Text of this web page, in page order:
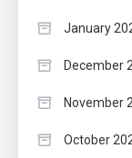
January
December
November
October